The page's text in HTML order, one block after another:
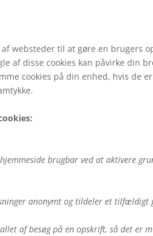
websteder til at gøre en brugers
af disse cookies kan påvirke din
cookies på din enhed, hvis
brugbar ved at aktivere
anonymt og tildeler et
af besøg på en opskrift, så det